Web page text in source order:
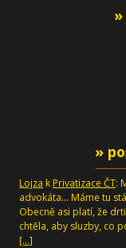
»
Lojza k Privatizace ČT:
advokáta... Máme tu
Obecně asi platí, že
chtěla, aby sluzby, co
[…]